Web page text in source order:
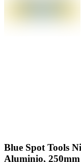
Blue Spot Tools
Aluminio, 250mm